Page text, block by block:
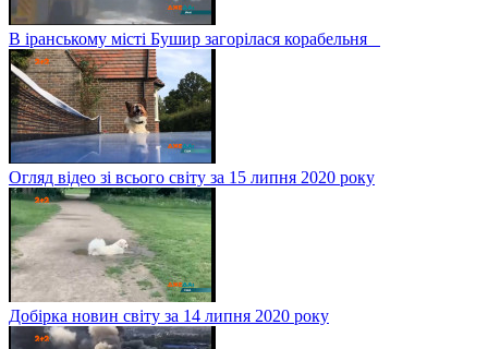
В іранському місті Бушир загорілася корабельня
Огляд відео зі всього світу за 15 липня 2020 року
Добірка новин світу за 14 липня 2020 року